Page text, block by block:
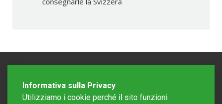
Informativa sulla Privacy
Utilizziamo i cookie perché il sito funzioni